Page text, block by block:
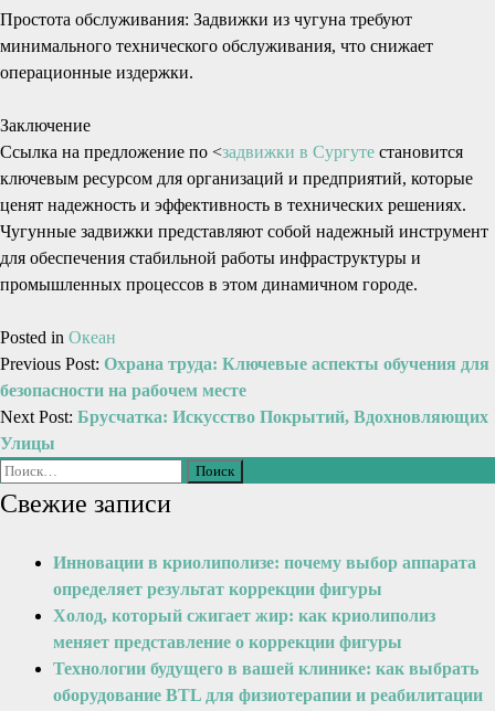
Простота обслуживания: Задвижки из чугуна требуют
минимального технического обслуживания, что снижает
операционные издержки.
Заключение
Ссылка на предложение по <задвижки в Сургуте становится
ключевым ресурсом для организаций и предприятий, которые
ценят надежность и эффективность в технических решениях.
Чугунные задвижки представляют собой надежный инструмент
для обеспечения стабильной работы инфраструктуры и
промышленных процессов в этом динамичном городе.
Posted in Океан
Previous Post: Охрана труда: Ключевые аспекты обучения для
безопасности на рабочем месте
Next Post: Брусчатка: Искусство Покрытий, Вдохновляющих
Улицы
Свежие записи
Инновации в криолиполизе: почему выбор аппарата
определяет результат коррекции фигуры
Холод, который сжигает жир: как криолиполиз
меняет представление о коррекции фигуры
Технологии будущего в вашей клинике: как выбрать
оборудование BTL для физиотерапии и реабилитации